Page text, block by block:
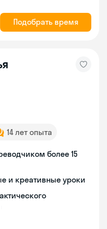
Подобрать время
14 лет опыта
более 15
и креативные уроки